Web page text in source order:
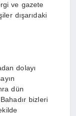
ve gazete
dışarıdaki
dolayı
dün
bizleri